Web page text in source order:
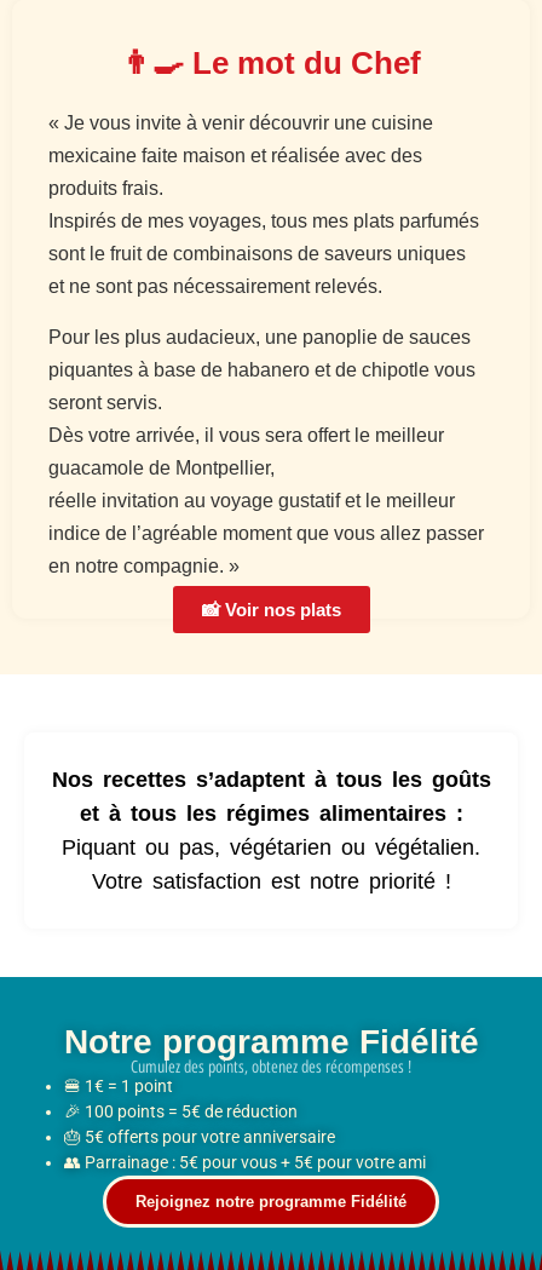
👨‍🍳 Le mot du Chef
« Je vous invite à venir découvrir une cuisine
mexicaine faite maison et réalisée avec des
produits frais.
Inspirés de mes voyages, tous mes plats parfumés
sont le fruit de combinaisons de saveurs uniques
et ne sont pas nécessairement relevés.
Pour les plus audacieux, une panoplie de sauces
piquantes à base de habanero et de chipotle vous
seront servis.
Dès votre arrivée, il vous sera offert le meilleur
guacamole de Montpellier,
réelle invitation au voyage gustatif et le meilleur
indice de l’agréable moment que vous allez passer
en notre compagnie. »
📸 Voir nos plats
Nos recettes s’adaptent à tous les goûts
et à tous les régimes alimentaires :
Piquant ou pas, végétarien ou végétalien.
Votre satisfaction est notre priorité !
Notre programme Fidélité
Cumulez des points, obtenez des récompenses !
🍔 1€ = 1 point
🎉 100 points = 5€ de réduction
🎂 5€ offerts pour votre anniversaire
👥 Parrainage : 5€ pour vous + 5€ pour votre ami
Rejoignez notre programme Fidélité